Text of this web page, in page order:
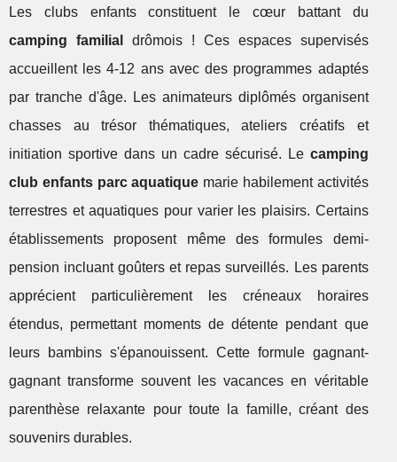
Les clubs enfants constituent le cœur battant du
camping familial
drômois ! Ces espaces supervisés
accueillent les 4-12 ans avec des programmes adaptés
par tranche d'âge. Les animateurs diplômés organisent
chasses au trésor thématiques, ateliers créatifs et
initiation sportive dans un cadre sécurisé. Le camping
club enfants parc aquatique marie habilement activités
terrestres et aquatiques pour varier les plaisirs. Certains
établissements proposent même des formules demi-
pension incluant goûters et repas surveillés. Les parents
apprécient particulièrement les créneaux horaires
étendus, permettant moments de détente pendant que
leurs bambins s'épanouissent. Cette formule gagnant-
gagnant transforme souvent les vacances en véritable
parenthèse relaxante pour toute la famille, créant des
souvenirs durables.